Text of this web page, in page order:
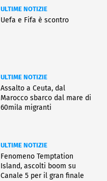
ULTIME NOTIZIE
Uefa e Fifa è scontro
ULTIME NOTIZIE
Assalto a Ceuta, dal
Marocco sbarco dal mare di
60mila migranti
ULTIME NOTIZIE
Fenomeno Temptation
Island, ascolti boom su
Canale 5 per il gran finale